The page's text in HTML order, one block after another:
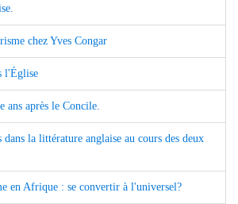
chez Yves Congar
l'Église
après le Concile.
dans la littérature anglaise au cours des deux
en Afrique : se convertir à l'universel?